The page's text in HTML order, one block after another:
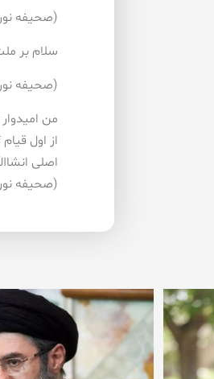
(صحیفه نور
سلام بر
(صحیفه نور
من
از اول
اصلی
(صحیفه نور